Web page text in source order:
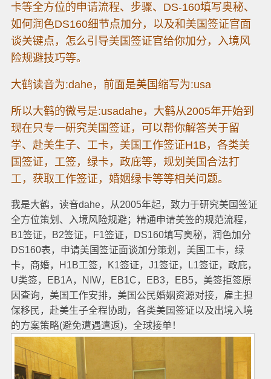
卡等全方位的申请流程、步骤、DS-160填写奥秘、
如何润色DS160细节点加分，以及和美国签证官面
谈关键点，怎么引导美国签证官给你加分，入境风
险规避技巧等。
大鹤读音为:dahe，前面是美国缩写为:usa
所以大鹤的微号是:usadahe，大鹤从2005年开始到
现在只专一研究美国签证，可以帮你解答关于留
学、赴美生子、工卡，美国工作签证H1B，各类美
国签证，工签，绿卡，政庇等，规划美国合法打
工，获取工作签证，婚姻绿卡等等相关问题。
我是大鹤，读音dahe，从2005年起，致力于研究美国签证
全方位策划、入境风险规避；精通申请美签的规范流程，
B1签证，B2签证，F1签证，DS160填写奥秘，润色加分
DS160表，申请美国签证面谈加分策划，美国工卡，绿
卡，商婚，H1B工签，K1签证，J1签证，L1签证，政庇，
U类签，EB1A，NIW，EB1C，EB3，EB5，美签拒签原
因查询，美国工作安排，美国公民婚姻资源对接，雇主担
保移民，赴美生子全程协助，各类美国签证以及出境入境
的方案策略(避免遭遇遣返)，全球接单！